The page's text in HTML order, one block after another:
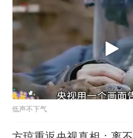
低声不下气